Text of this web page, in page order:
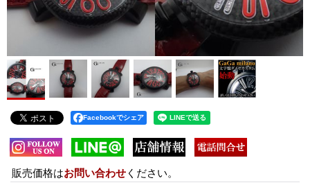
Facebookでシェア
販売価格はお問い合わせ ください。